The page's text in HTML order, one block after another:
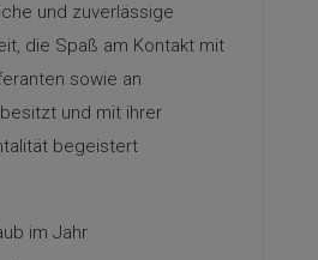
und zuverlässige
die Spaß am Kontakt mit
sowie an
und mit ihrer
begeistert
im Jahr